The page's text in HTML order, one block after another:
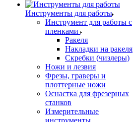
Инструменты для работы
Инструмент для работы с
пленками
Ракеля
Накладки на ракеля
Скребки (чизлеры)
Ножи и лезвия
Фрезы, граверы и
плоттерные ножи
Оснастка для фрезерных
станков
Измерительные
инструменты